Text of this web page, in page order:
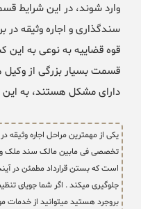
وارد شوند، در این شرایط
سندگذاری و اجاره وثیقه در
قوه قضاییه به نوعی به
قسمت بسیار بزرگی از
دارای مشکل هستند، به
یکی از مهمترین مراحل اجاره وثیقه
تخصصی فی مابین مالک سند ملک
است که بستن قرارداد مطمئن در
جلوگیری میکند . اگر شما جویای
بروجرد هستید میتوانید از خدمات